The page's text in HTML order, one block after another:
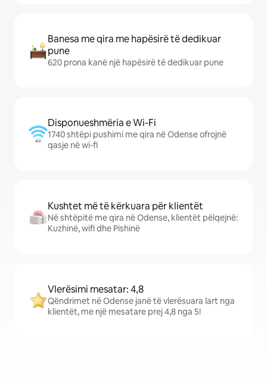
Banesa me qira me hapësirë të dedikuar
pune
620 prona kanë një hapësirë të dedikuar pune
Disponueshmëria e Wi-Fi
1740 shtëpi pushimi me qira në Odense ofrojnë
qasje në wi-fi
Kushtet më të kërkuara për klientët
Në shtëpitë me qira në Odense, klientët pëlqejnë:
Kuzhinë, wifi dhe Pishinë
Vlerësimi mesatar: 4,8
Qëndrimet në Odense janë të vlerësuara lart nga
klientët, me një mesatare prej 4,8 nga 5!